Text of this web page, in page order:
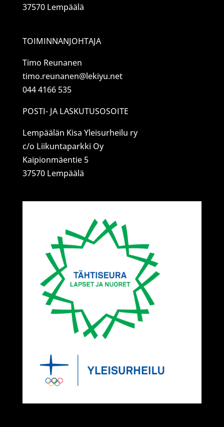
37570 Lempäälä
TOIMINNANJOHTAJA
Timo Reunanen
timo.reunanen@lekiyu.net
044 4166 535
POSTI- JA LASKUTUSOSOITE
Lempäälän Kisa Yleisurheilu ry
c/o Liikuntaparkki Oy
Kaipionmäentie 5
37570 Lempäälä